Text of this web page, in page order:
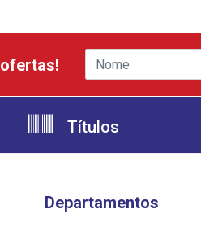
Títulos
Departamentos